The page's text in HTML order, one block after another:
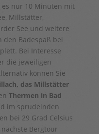
nur 10 Minuten mit
Millstätter,
See und weitere
den Badespaß bei
Bei Interesse
die jeweiligen
können Sie
das Millstätter
Thermen in Bad
im sprudelnden
bei 29 Grad Celsius
Bergtour